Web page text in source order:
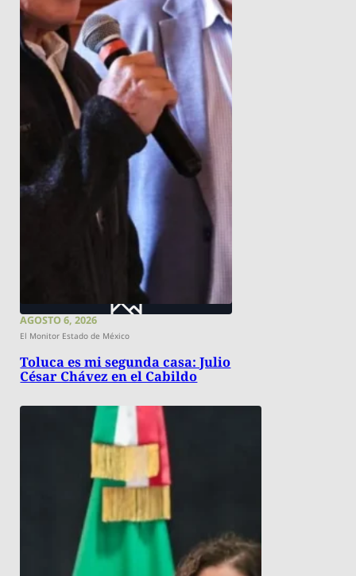
AGOSTO 6, 2026
El Monitor Estado de México
Toluca es mi segunda casa: Julio
César Chávez en el Cabildo